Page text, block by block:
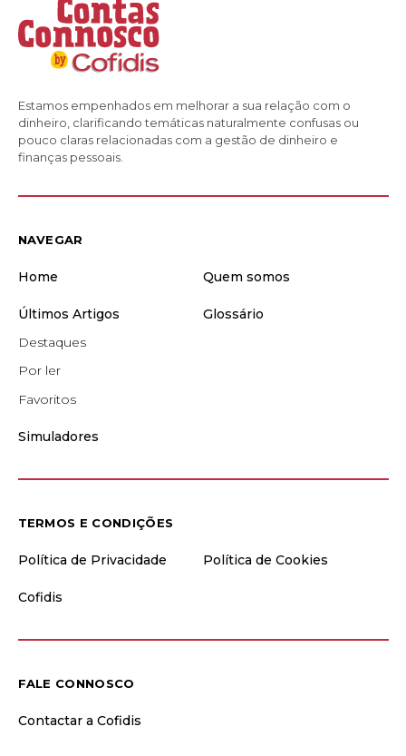
Estamos empenhados em melhorar a sua relação com o
dinheiro, clarificando temáticas naturalmente confusas ou
pouco claras relacionadas com a gestão de dinheiro e
finanças pessoais.
NAVEGAR
Home Quem somos
Últimos Artigos
Destaques
Por ler
Favoritos
Glossário
Simuladores
TERMOS E CONDIÇÕES
Política de Privacidade Política de Cookies
Cofidis
FALE CONNOSCO
Contactar a Cofidis